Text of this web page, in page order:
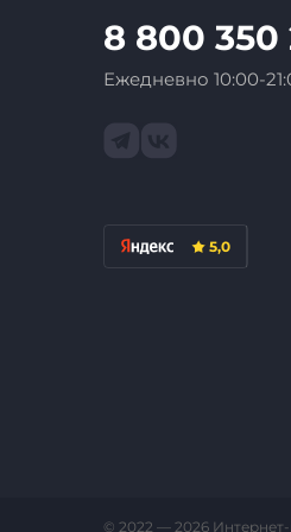
8 800 350
Ежедневно 10:00-
5,0
© 2022 — 2026 Интернет-